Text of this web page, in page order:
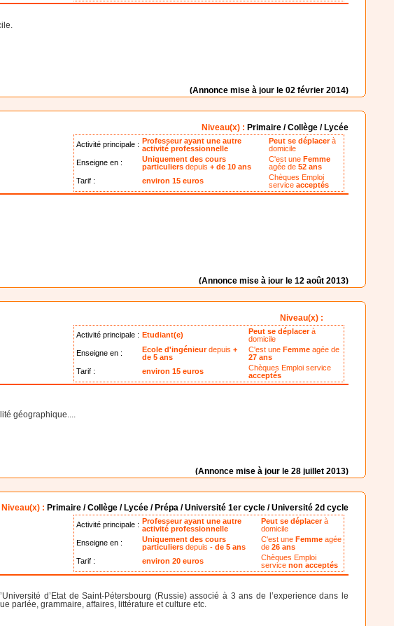
(Annonce mise à jour le 02 février 2014)
Niveau(x) : Primaire / Collège / Lycée
Activité principale : Professeur ayant une autre
activité professionnelle
Peut se déplacerà
domicile
Enseigne en :
Uniquement des cours
particuliers depuis+ de 10 ans
C'est uneFemme
agée de52 ans
Tarif :
environ 15 euros
Chèques Emploi
serviceacceptés
(Annonce mise à jour le 12 août 2013)
Niveau(x) :
Activité principale : Etudiant(e) Peut se déplacerà
domicile
Enseigne en :
Ecole d'ingénieurdepuis+
de 5 ans
C'est uneFemme agée de
27 ans
Tarif :
environ 15 euros
Chèques Emploi service
acceptés
géographique....
(Annonce mise à jour le 28 juillet 2013)
Niveau(x) : Primaire / Collège / Lycée / Prépa / Université 1er cycle / Université 2d cycle
Activité principale : Professeur ayant une autre
activité professionnelle
Peut se déplacerà
domicile
Enseigne en :
Uniquement des cours
particuliers depuis- de 5 ans
C'est une Femme agée
de26 ans
Tarif :
environ 20 euros
Chèques Emploi
servicenon acceptés
d’Etat de Saint-Pétersbourg (Russie) associé à 3 ans de l’experience dans le
parlée, grammaire, affaires, littérature et culture etc.